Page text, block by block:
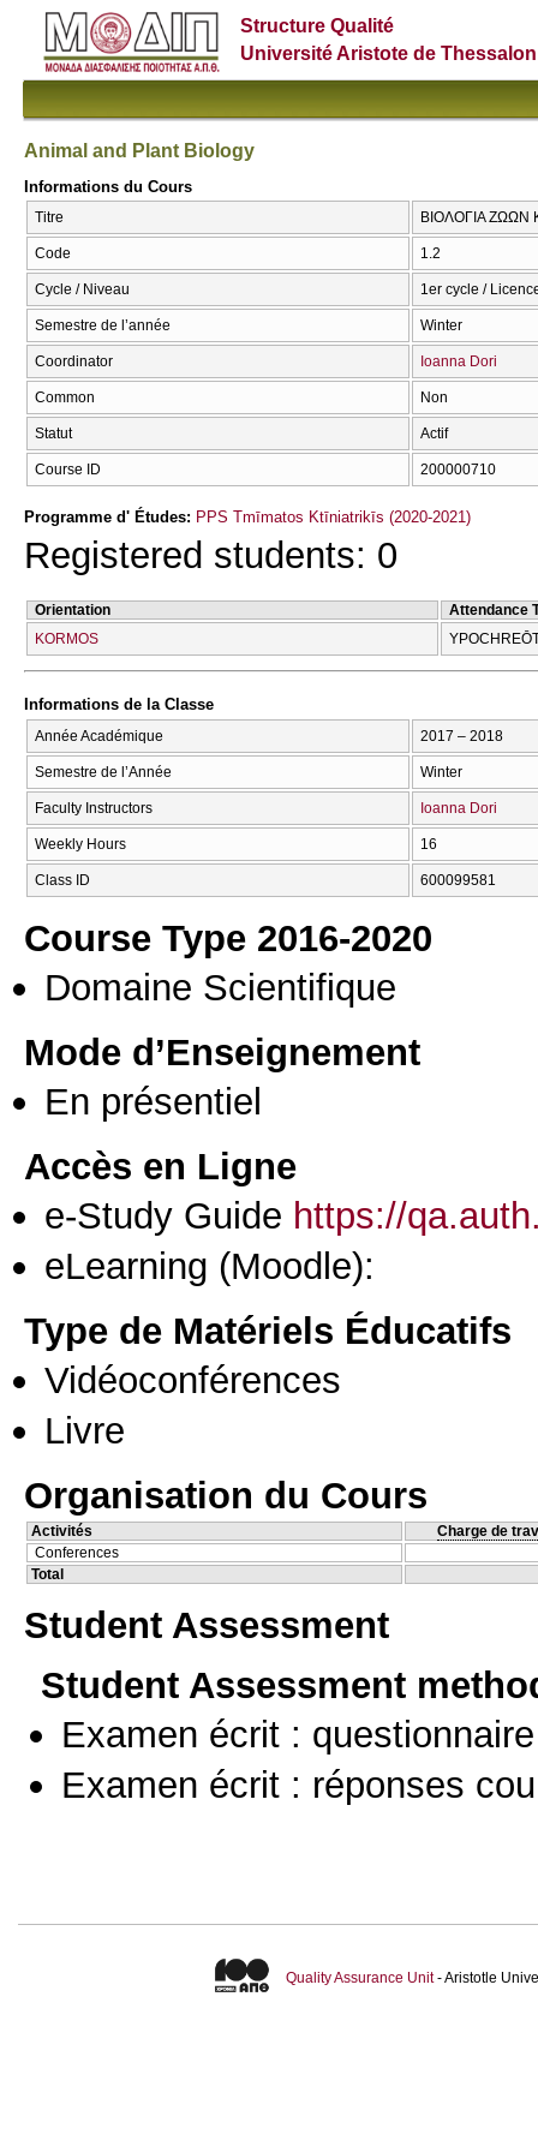
Structure Qualité
Université Aristote de
Animal and Plant Biology
Informations du Cours
Titre ΒΙΟΛΟΓΙΑ ΖΩΩΝ
Code 1.2
Cycle / Niveau 1er cycle /
Semestre de l’année Winter
Coordinator Ioanna Dori
Common Non
Statut Actif
Course ID 200000710
Programme d' Études: PPS Tmīmatos Ktīniatrikīs (2020-2021)
Registered students: 0
Orientation
Attendance
KORMOS
Informations de la Classe
Année Académique 2017 – 2018
Semestre de l’Année Winter
Faculty Instructors Ioanna Dori
Weekly Hours 16
Class ID 600099581
Course Type 2016-2020
Domaine Scientifique
Mode d’Enseignement
En présentiel
Accès en Ligne
e-Study Guide https://
eLearning (Moodle):
Type de Matériels Éducatifs
Vidéoconférences
Livre
Organisation du Cours
Activités
Charge de
Conferences
Total
Student Assessment
Student Assessment
Examen écrit :
Examen écrit : réponses
Quality Assurance Unit- Aristotle